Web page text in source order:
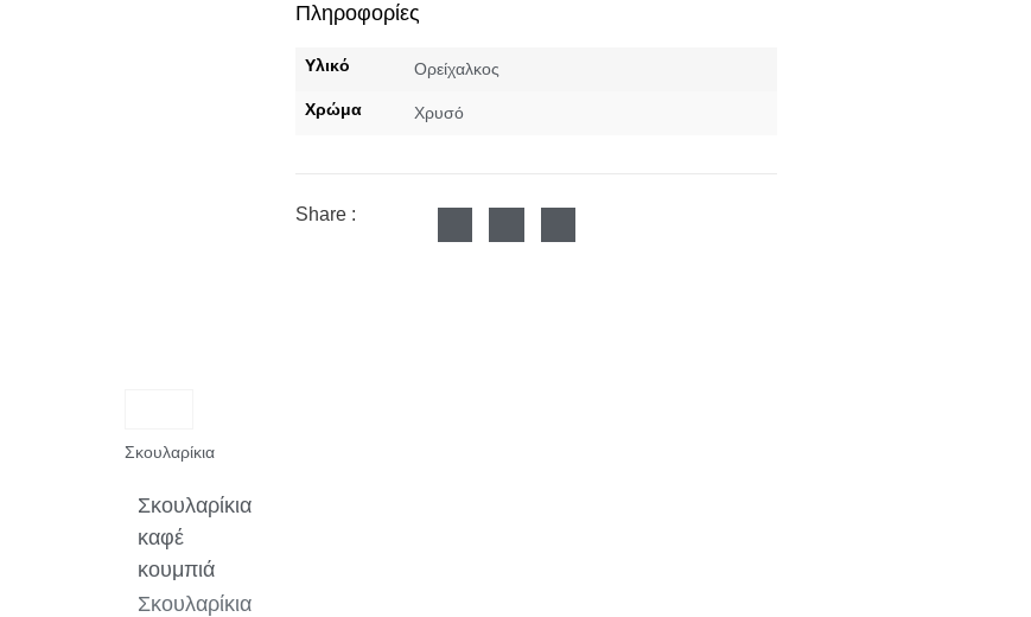
Πληροφορίες
Υλικό Ορείχαλκος
Χρώμα Χρυσό
Share :
Σκουλαρίκια
Σκουλαρίκια
καφέ
κουμπιά
Σκουλαρίκια